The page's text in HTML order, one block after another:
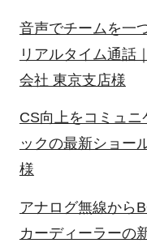
音声でチームを一
リアルタイム通話
会社 東京支店様
CS向上をコミュ
ックの最新ショー
様
アナログ無線から
カーディーラーの